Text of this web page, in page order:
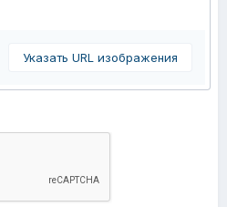
Указать URL изображения